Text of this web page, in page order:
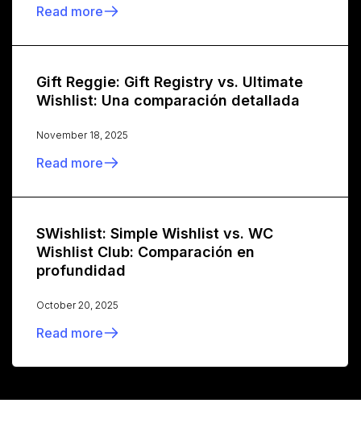
Read more
Gift Reggie: Gift Registry vs. Ultimate
Wishlist: Una comparación detallada
November 18, 2025
Read more
SWishlist: Simple Wishlist vs. WC
Wishlist Club: Comparación en
profundidad
October 20, 2025
Read more